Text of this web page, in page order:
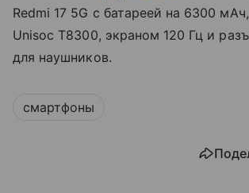
Redmi 17 5G с батареей на 6300
Unisoc T8300, экраном 120 Гц и
для наушников.
смартфоны